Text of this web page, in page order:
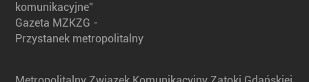
komunikacyjne”
Gazeta MZKZG -
Przystanek metropolitalny